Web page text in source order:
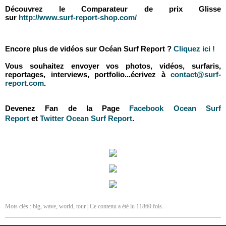
Découvrez le Comparateur de prix Glisse
sur http://www.surf-report-shop.com/
Encore plus de vidéos sur Océan Surf Report ? Cliquez ici !
Vous souhaitez envoyer vos photos, vidéos, surfaris,
reportages, interviews, portfolio...écrivez à
contact@surf-
report.com.
Devenez Fan de la Page Facebook Ocean Surf
Report et Twitter Ocean Surf Report.
Mots clés : big, wave, world, tour | Ce contenu a été lu 11860 fois.